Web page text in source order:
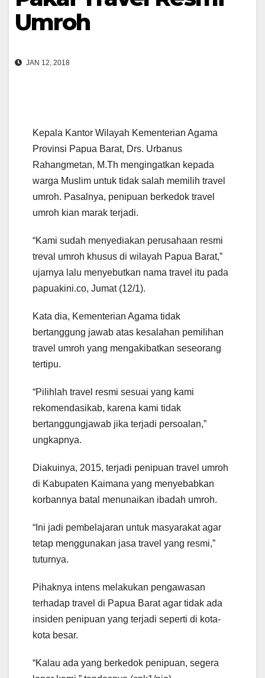
Umroh
JAN 12, 2018
Kepala Kantor Wilayah Kementerian Agama
Provinsi Papua Barat, Drs. Urbanus
Rahangmetan, M.Th mengingatkan kepada
warga Muslim untuk tidak salah memilih travel
umroh. Pasalnya, penipuan berkedok travel
umroh kian marak terjadi.
“Kami sudah menyediakan perusahaan resmi
treval umroh khusus di wilayah Papua Barat,”
ujarnya lalu menyebutkan nama travel itu pada
papuakini.co, Jumat (12/1).
Kata dia, Kementerian Agama tidak
bertanggung jawab atas kesalahan pemilihan
travel umroh yang mengakibatkan seseorang
tertipu.
“Pilihlah travel resmi sesuai yang kami
rekomendasikab, karena kami tidak
bertanggungjawab jika terjadi persoalan,”
ungkapnya.
Diakuinya, 2015, terjadi penipuan travel umroh
di Kabupaten Kaimana yang menyebabkan
korbannya batal menunaikan ibadah umroh.
“Ini jadi pembelajaran untuk masyarakat agar
tetap menggunakan jasa travel yang resmi,”
tuturnya.
Pihaknya intens melakukan pengawasan
terhadap travel di Papua Barat agar tidak ada
insiden penipuan yang terjadi seperti di kota-
kota besar.
“Kalau ada yang berkedok penipuan, segera